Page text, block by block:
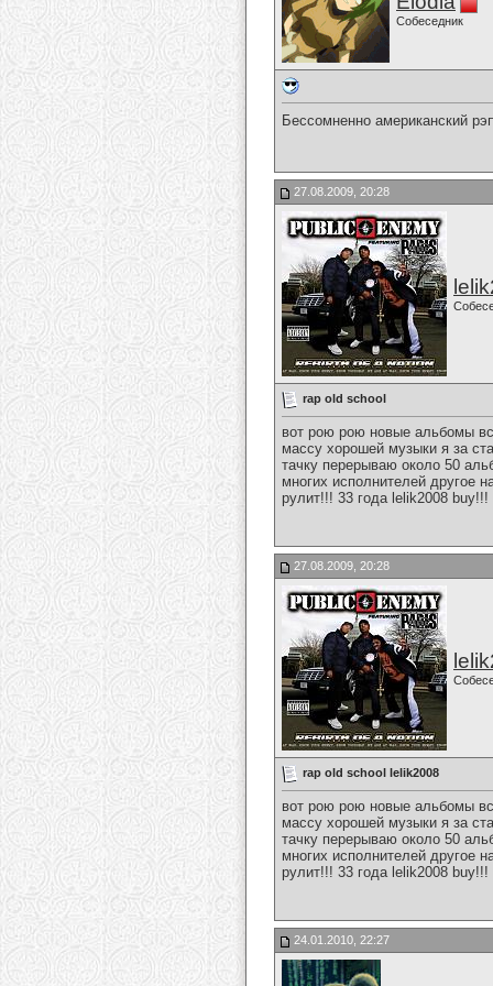
Собеседник
Бессомненно американский
27.08.2009, 20:28
rap old school
вот рою рою новые альбомы
массу хорошей музыки я за
тачку перерываю около 50
многих исполнителей другое
рулит!!! 33 года lelik2008 buy!!!
27.08.2009, 20:28
rap old school lelik2008
вот рою рою новые альбомы
массу хорошей музыки я за
тачку перерываю около 50
многих исполнителей другое
рулит!!! 33 года lelik2008 buy!!!
24.01.2010, 22:27